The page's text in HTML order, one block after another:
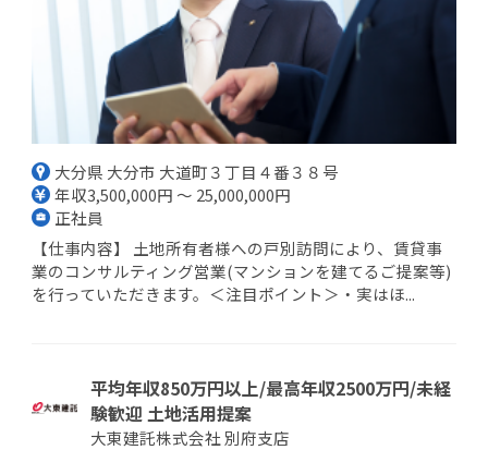
大分県 大分市 大道町３丁目４番３８号
年収3,500,000円 ～ 25,000,000円
正社員
【仕事内容】 土地所有者様への戸別訪問により、賃貸事
業のコンサルティング営業(マンションを建てるご提案等)
を行っていただきます。＜注目ポイント＞・実はほ...
平均年収850万円以上/最高年収2500万円/未経
験歓迎 土地活用提案
大東建託株式会社 別府支店